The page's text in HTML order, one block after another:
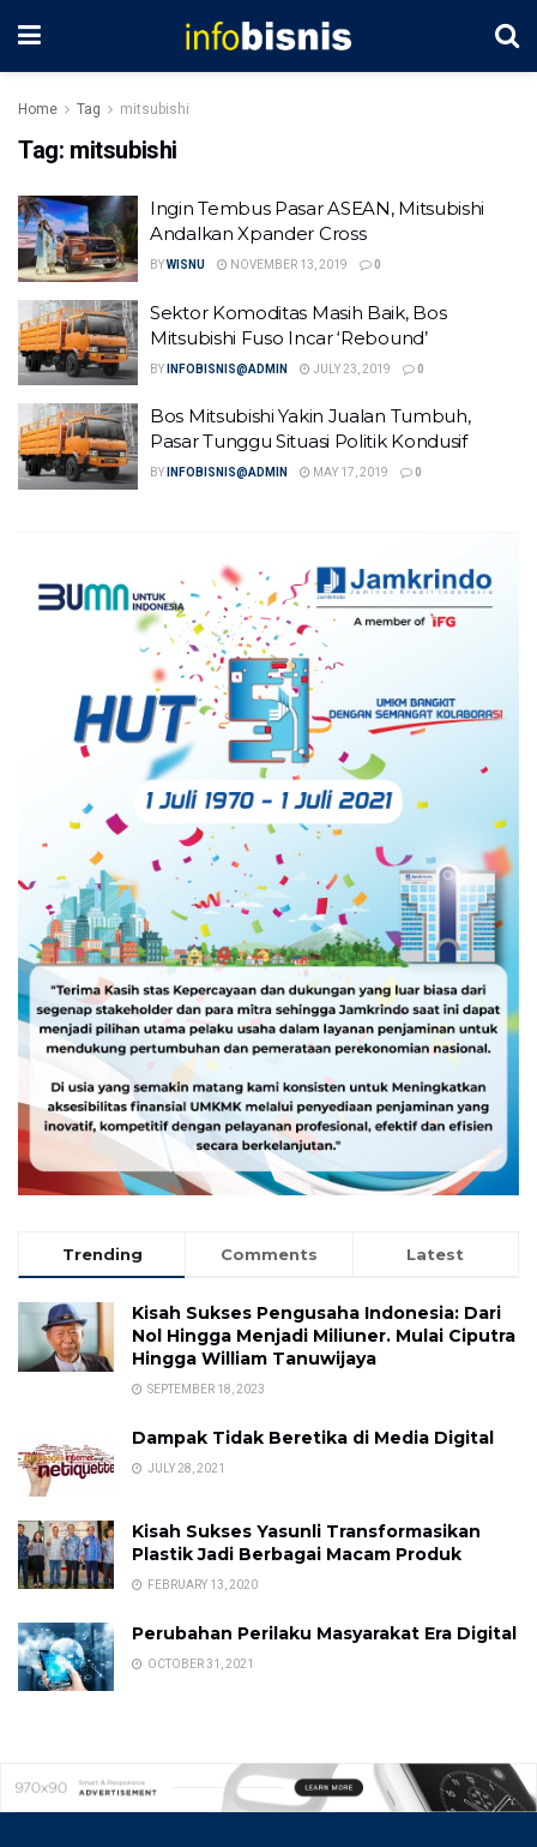
Home Tag mitsubishi
Tag: mitsubishi
Ingin Tembus Pasar ASEAN, Mitsubishi
Andalkan Xpander Cross
BYWISNU NOVEMBER 13, 2019 0
Sektor Komoditas Masih Baik, Bos
Mitsubishi Fuso Incar ‘Rebound’
BY INFOBISNIS@ADMIN JULY 23, 2019 0
Bos Mitsubishi Yakin Jualan Tumbuh,
Pasar Tunggu Situasi Politik Kondusif
BY INFOBISNIS@ADMIN MAY 17, 2019 0
Trending Comments Latest
Kisah Sukses Pengusaha Indonesia: Dari
Nol Hingga Menjadi Miliuner. Mulai Ciputra
Hingga William Tanuwijaya
SEPTEMBER 18, 2023
Dampak Tidak Beretika di Media Digital
JULY 28, 2021
Kisah Sukses Yasunli Transformasikan
Plastik Jadi Berbagai Macam Produk
FEBRUARY 13, 2020
Perubahan Perilaku Masyarakat Era Digital
OCTOBER 31, 2021